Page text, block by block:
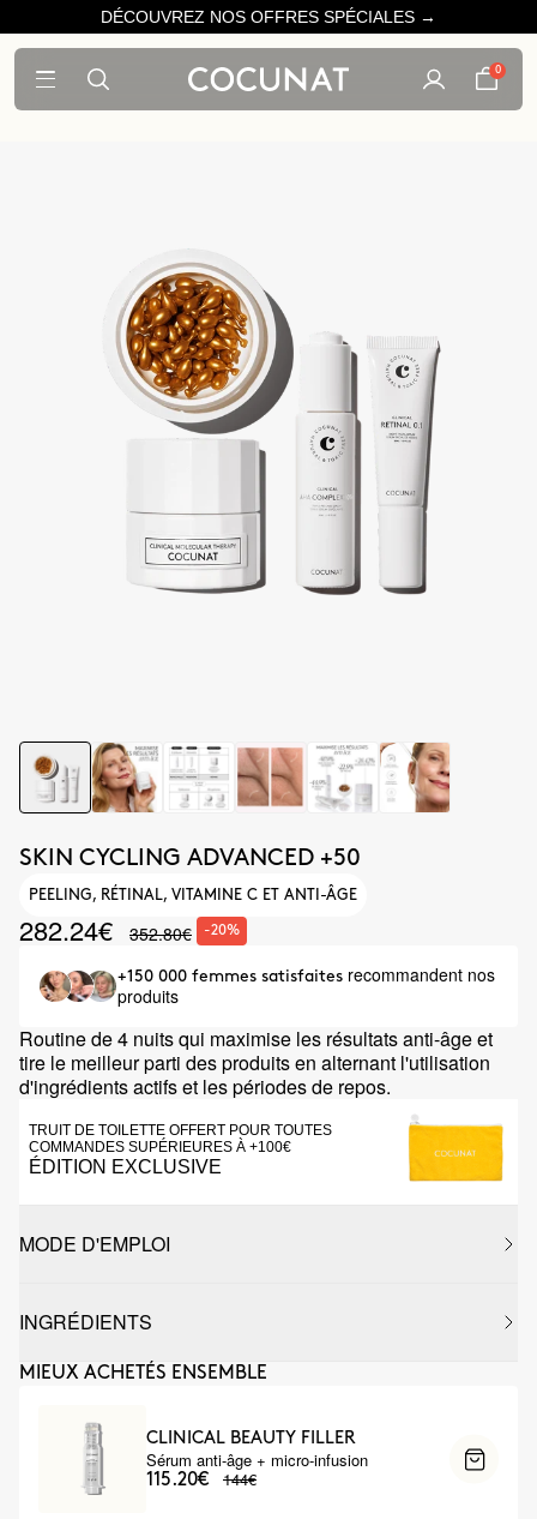
DÉCOUVREZ NOS OFFRES SPÉCIALES →
0
SKIN CYCLING ADVANCED +50
PEELING, RÉTINAL, VITAMINE C ET ANTI-ÂGE
282.24€ 352.80€ -20%
+150 000 femmes satisfaites recommandent nos
produits
Routine de 4 nuits qui maximise les résultats anti-âge et
tire le meilleur parti des produits en alternant l'utilisation
d'ingrédients actifs et les périodes de repos.
TRUIT DE TOILETTE OFFERT POUR TOUTES
COMMANDES SUPÉRIEURES À +100€
ÉDITION EXCLUSIVE
MODE D'EMPLOI
INGRÉDIENTS
MIEUX ACHETÉS ENSEMBLE
CLINICAL BEAUTY FILLER
Sérum anti-âge + micro-infusion
115.20€ 144€